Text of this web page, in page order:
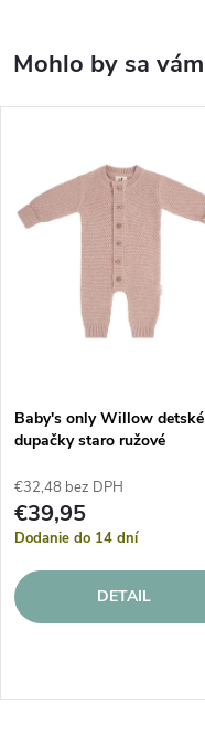
Baby's only Willow detské
dupačky staro ružové
€32,48 bez DPH
€39,95
Dodanie do 14 dní
DETAIL